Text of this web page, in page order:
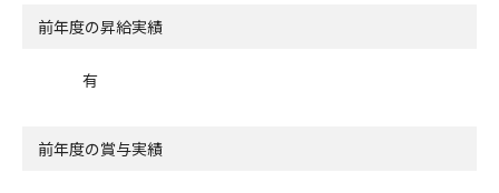
前年度の昇給実績
有
前年度の賞与実績